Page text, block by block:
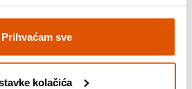
Prihvaćam sve
kolačića
U KOŠARICU
KUPITE ODMAH